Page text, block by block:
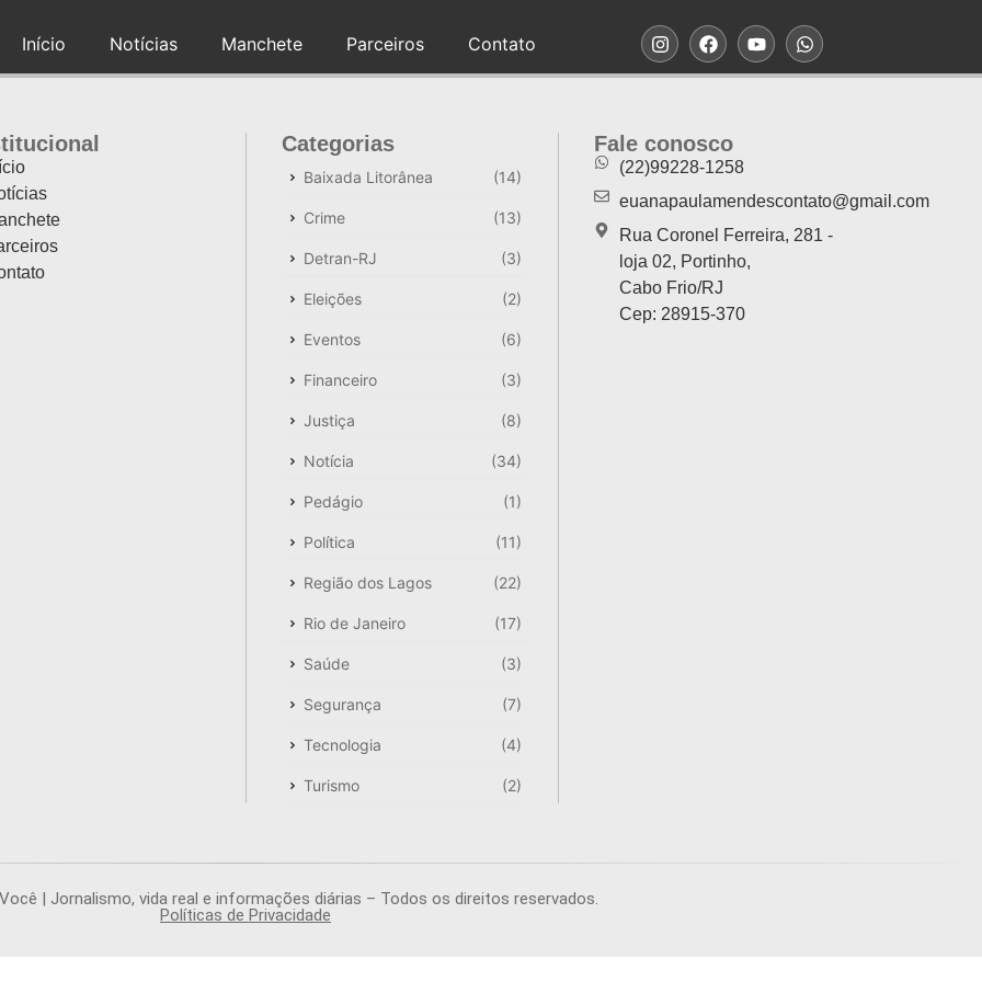
Início Notícias Manchete Parceiros Contato
Categorias
Baixada Litorânea (14)
Crime (13)
Detran-RJ (3)
Eleições (2)
Eventos (6)
Financeiro (3)
Justiça (8)
Notícia (34)
Pedágio (1)
Política (11)
Região dos Lagos (22)
Rio de Janeiro (17)
Saúde (3)
Segurança (7)
Tecnologia (4)
Turismo (2)
Fale conosco
(22)99228-1258
euanapaulamendescontato@gmail.com
Rua Coronel Ferreira, 281 -
loja 02, Portinho,
Cabo Frio/RJ
Cep: 28915-370
| Jornalismo, vida real e informações diárias – Todos os direitos reservados.
Políticas de Privacidade